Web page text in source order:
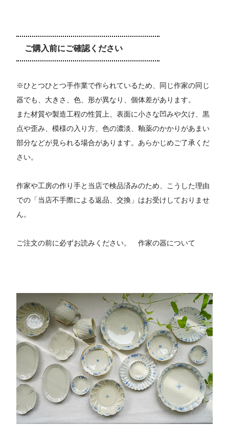
ご購入前にご確認ください
※ひとつひとつ手作業で作られているため、同じ作家の同じ
器でも、大きさ、色、形が異なり、個体差があります。
また材質や製造工程の性質上、表面に小さな凹みや欠け、黒
点や歪み、模様の入り方、色の濃淡、釉薬のかかりがあまい
部分などが見られる場合があります。あらかじめご了承くだ
さい。
作家や工房の作り手と当店で検品済みのため、こうした理由
での「当店不手際による返品、交換」はお受けしておりませ
ん。
ご注文の前に必ずお読みください。 作家の器について